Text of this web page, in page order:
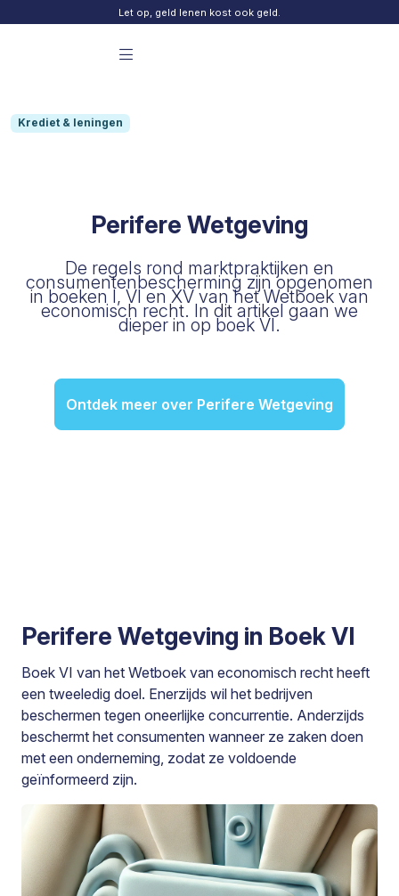
Let op, geld lenen kost ook geld.
Krediet & leningen
Perifere Wetgeving
De regels rond marktpraktijken en
consumentenbescherming zijn opgenomen
in boeken I, VI en XV van het Wetboek van
economisch recht. In dit artikel gaan we
dieper in op boek VI.
Ontdek meer over Perifere Wetgeving
Perifere Wetgeving in Boek VI
Boek VI van het Wetboek van economisch recht heeft
een tweeledig doel. Enerzijds wil het bedrijven
beschermen tegen oneerlijke concurrentie. Anderzijds
beschermt het consumenten wanneer ze zaken doen
met een onderneming, zodat ze voldoende
geïnformeerd zijn.